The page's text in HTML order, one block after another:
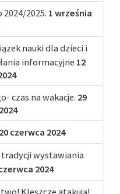
2025. 1 września
nauki dla dzieci i
informacyjne 12
czas na wakacje. 29
20 czerwca 2024
tradycji wystawiania
2024
Kleszcze atakują!